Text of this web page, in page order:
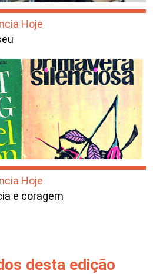
Hoje
Hoje
e coragem
desta edição